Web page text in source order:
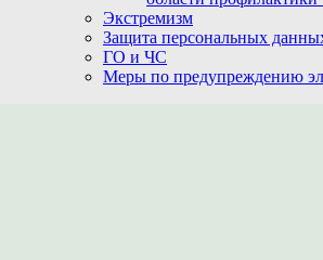
Экстремизм
Защита персональных
ГО и ЧС
Меры по предупреждению